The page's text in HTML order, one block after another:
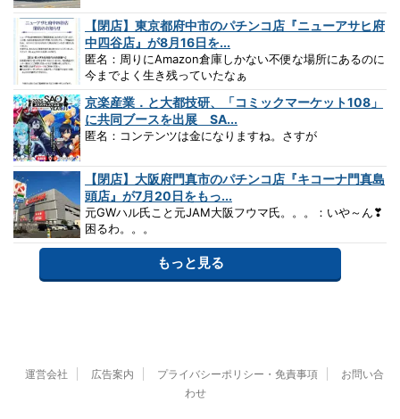
【閉店】東京都府中市のパチンコ店『ニューアサヒ府
中四谷店』が8月16日を...
匿名：周りにAmazon倉庫しかない不便な場所にあるのに
今までよく生き残っていたなぁ
京楽産業．と大都技研、「コミックマーケット108」
に共同ブースを出展 SA...
匿名：コンテンツは金になりますね。さすが
【閉店】大阪府門真市のパチンコ店『キコーナ門真島
頭店』が7月20日をもっ...
元GWハル氏こと元JAM大阪フウマ氏。。。：いや～ん❣
困るわ。。。
もっと見る
運営会社 広告案内 プライバシーポリシー・免責事項
お問い合
わせ